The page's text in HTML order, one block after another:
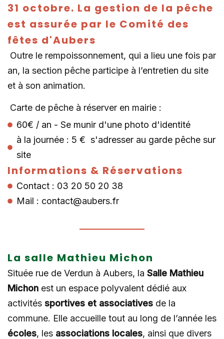
31 octobre. La gestion de la pêche
est assurée par le Comité des
fêtes d'Aubers
Outre le rempoissonnement, qui a lieu une fois par
an, la section pêche participe à l’entretien du site
et à son animation.
Carte de pêche à réserver en mairie :
60€ / an - Se munir d'une photo d'identité
à la journée : 5 € s'adresser au garde pêche sur
site
Informations & Réservations
Contact : 03 20 50 20 38
Mail : contact@aubers.fr
La salle Mathieu Michon
Située rue de Verdun à Aubers, la Salle Mathieu
Michon est un espace polyvalent dédié aux
activités sportives et associatives de la
commune. Elle accueille tout au long de l’année les
écoles, les associations locales, ainsi que divers